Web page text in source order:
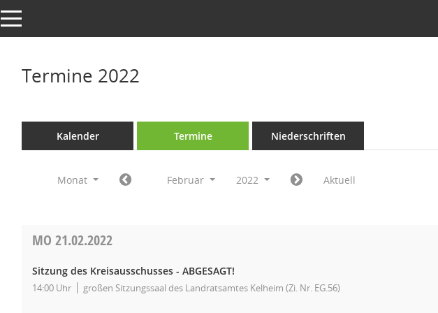
Toggle navigation
Termine 2022
Kalender Termine Niederschriften
Monat Februar 2022 Aktuell
MO 21.02.2022
Sitzung des Kreisausschusses - ABGESAGT!
14:00 Uhr großen Sitzungssaal des Landratsamtes Kelheim (Zi. Nr. EG.56)